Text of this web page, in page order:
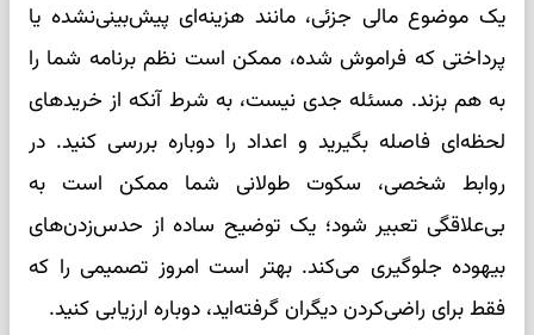
یک موضوع مالی جزئی، مانند هزینه‌ای پیش‌بینی‌نشده یا
پرداختی که فراموش شده، ممکن است نظم برنامه شما را
به هم بزند. مسئله جدی نیست، به شرط آنکه از خریدهای
لحظه‌ای فاصله بگیرید و اعداد را دوباره بررسی کنید. در
روابط شخصی، سکوت طولانی شما ممکن است به
بی‌علاقگی تعبیر شود؛ یک توضیح ساده از حدس‌زدن‌های
بیهوده جلوگیری می‌کند. بهتر است امروز تصمیمی را که
فقط برای راضی‌کردن دیگران گرفته‌اید، دوباره ارزیابی کنید.